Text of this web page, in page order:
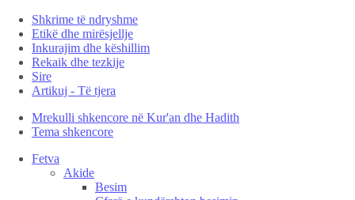
Shkrime të ndryshme
Etikë dhe mirësjellje
Inkurajim dhe këshillim
Rekaik dhe tezkije
Sire
Artikuj - Të tjera
Mrekulli shkencore në Kur'an dhe Hadith
Tema shkencore
Fetva
Akide
Besim